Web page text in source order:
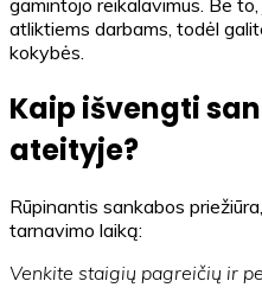
gamintojo reikalavimus. Be
atliktiems darbams, todėl
kokybės.
Kaip išvengti
ateityje?
Rūpinantis sankabos
tarnavimo laiką:
Venkite staigių pagreičių ir